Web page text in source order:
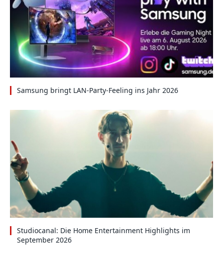
Samsung bringt LAN-Party-Feeling ins Jahr 2026
Studiocanal: Die Home Entertainment Highlights im
September 2026